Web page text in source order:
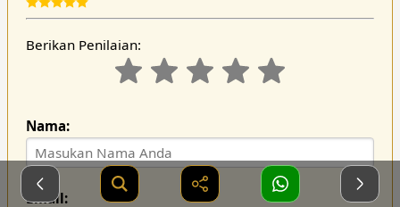
Berikan Penilaian:
Nama:
Email: